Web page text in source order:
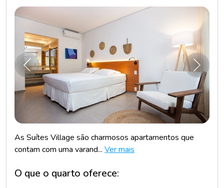
Anterior
As Suítes Village são charmosos apartamentos que
contam com uma varand... Ver mais
O que o quarto oferece: